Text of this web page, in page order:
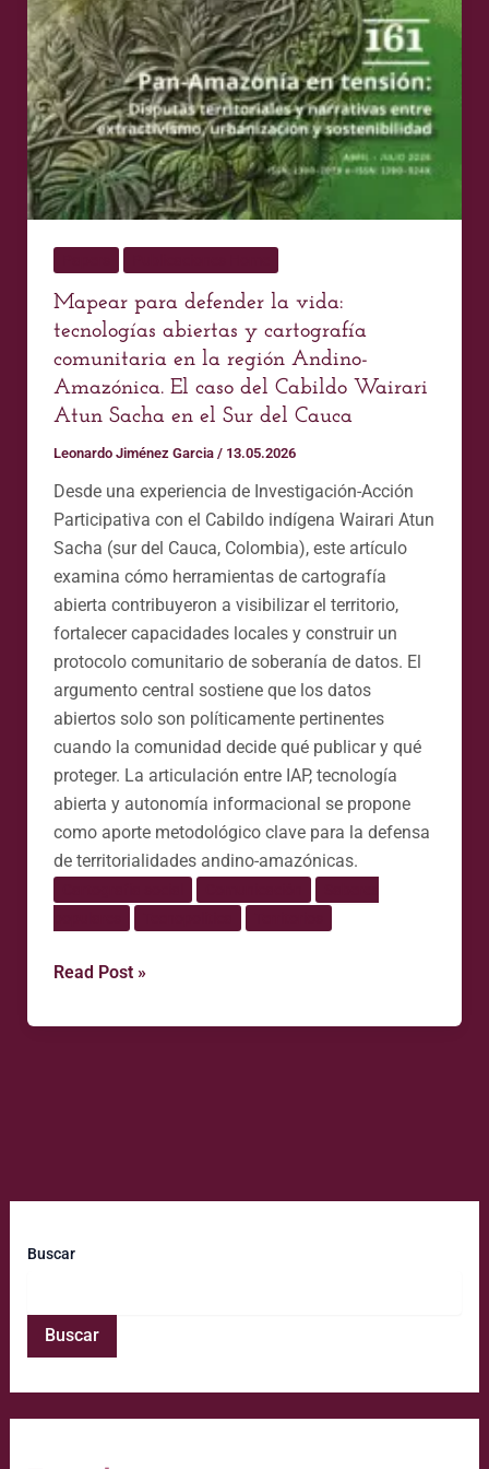
Mapear para defender la vida:
tecnologías abiertas y cartografía
comunitaria en la región Andino-
Amazónica. El caso del Cabildo Wairari
Atun Sacha en el Sur del Cauca
Leonardo Jiménez Garcia / 13.05.2026
Desde una experiencia de Investigación-Acción
Participativa con el Cabildo indígena Wairari Atun
Sacha (sur del Cauca, Colombia), este artículo
examina cómo herramientas de cartografía
abierta contribuyeron a visibilizar el territorio,
fortalecer capacidades locales y construir un
protocolo comunitario de soberanía de datos. El
argumento central sostiene que los datos
abiertos solo son políticamente pertinentes
cuando la comunidad decide qué publicar y qué
proteger. La articulación entre IAP, tecnología
abierta y autonomía informacional se propone
como aporte metodológico clave para la defensa
de territorialidades andino-amazónicas.
Amazónica.
El
caso
del
Cabildo
Wairari
Atun
Sacha
en
el
Sur
del
Cauca
Read Post »
Buscar
Buscar